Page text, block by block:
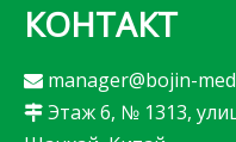
КОНТАКТ
 manager@bojin-
 Этаж 6, № 1313,